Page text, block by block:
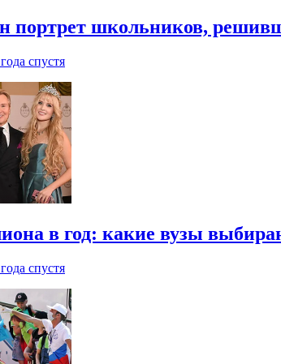
портрет школьников,
спустя
в год: какие вузы
спустя